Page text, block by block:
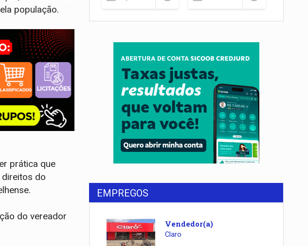
população.
prática que
do
do vereador
EMPREGOS
Vendedor(a)
Claro